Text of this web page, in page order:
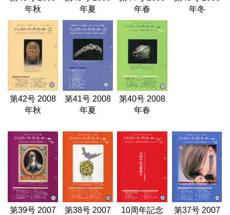
年秋
年夏
年春
年冬
第42号 2008
年秋
第41号 2008
年夏
第40号 2008
年春
第39号 2007
第38号 2007
10周年記念
第37号 2007